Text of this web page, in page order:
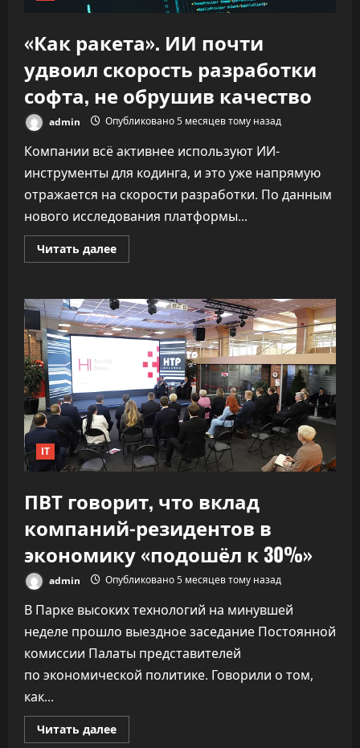
«Как ракета». ИИ почти
удвоил скорость разработки
софта, не обрушив качество
admin Опубликовано 5 месяцев тому назад
Компании всё активнее используют ИИ-
инструменты для кодинга, и это уже напрямую
отражается на скорости разработки. По данным
нового исследования платформы...
Читать далееПрочитать
больше
ИИ
почти
удвоил
скорость
разработки
софта,
обрушив
качество
IT
ПВТ говорит, что вклад
компаний-резидентов в
экономику «подошёл к 30%»
admin Опубликовано 5 месяцев тому назад
В Парке высоких технологий на минувшей
неделе прошло выездное заседание Постоянной
комиссии Палаты представителей
по экономической политике. Говорили о том,
как...
Читать далееПрочитать
больше